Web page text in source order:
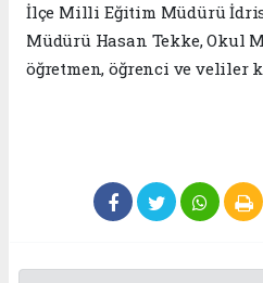
İlçe Milli Eğitim Müdürü
Müdürü Hasan Tekke, Okul
öğretmen, öğrenci ve veliler